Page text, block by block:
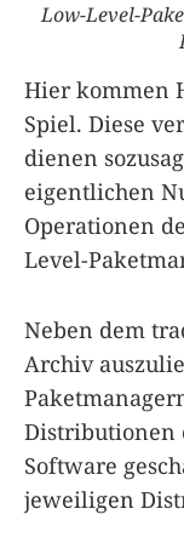
Low-Level-
Hier kommen
Spiel. Diese
dienen
eigentlichen
Operationen
Level-
Neben dem
Archiv
Distributionen
Software
jeweiligen